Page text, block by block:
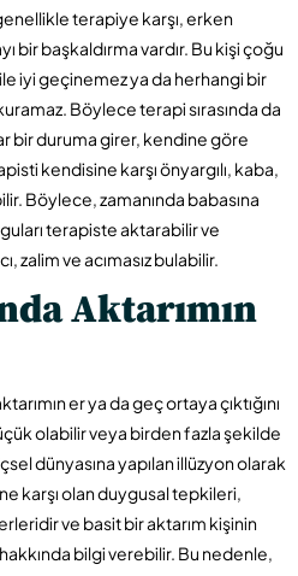
terapiye karşı, erken
bir başkaldırma vardır. Bu kişi çoğu
iyi geçinemez ya da herhangi bir
Böylece terapi sırasında da
bir duruma girer, kendine göre
kendisine karşı önyargılı, kaba,
Böylece, zamanında babasına
terapiste aktarabilir ve
zalim ve acımasız bulabilir.
Aktarımın
er ya da geç ortaya çıktığını
olabilir veya birden fazla şekilde
dünyasına yapılan illüzyon olarak
karşı olan duygusal tepkileri,
ve basit bir aktarım kişinin
bilgi verebilir. Bu nedenle,